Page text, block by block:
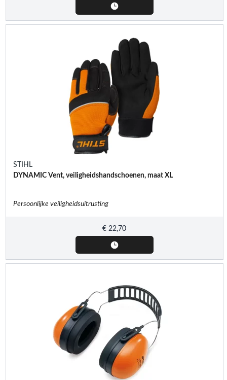
STIHL
DYNAMIC Vent, veiligheidshandschoenen, maat XL
Persoonlijke veiligheidsuitrusting
€ 22,70